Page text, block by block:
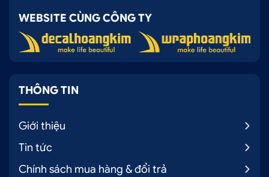
WEBSITE CÙNG CÔNG TY
THÔNG TIN
Giới thiệu
Tin tức
Chính sách mua hàng & đổi trả